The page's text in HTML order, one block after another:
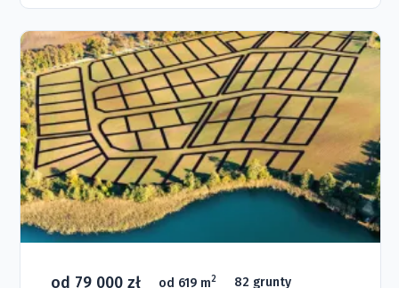
od 79 000 zł od 619 m2 82 grunty